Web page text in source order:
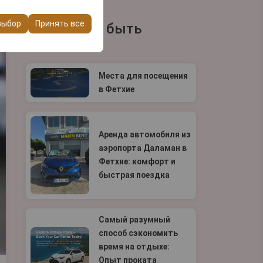
и других
Принять все
Вам может быть
Места для посещения
в Фетхие
Аренда автомобиля из
аэропорта Даламан в
Фетхие: комфорт и
быстрая поездка
Самый разумный
способ сэкономить
время на отдыхе:
Опыт проката